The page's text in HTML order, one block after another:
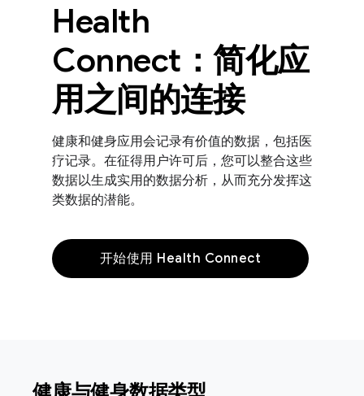
Health
Connect：简化应
用之间的连接
健康和健身应用会记录有价值的数据，包括医
疗记录。在征得用户许可后，您可以整合这些
数据以生成实用的数据分析，从而充分发挥这
类数据的潜能。
开始使用 Health Connect